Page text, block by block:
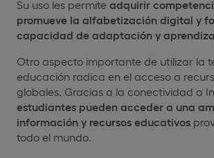
Su uso les permite adquirir
promueve la alfabetización digital y
capacidad de adaptación y
Otro aspecto importante de utilizar la
educación radica en el acceso a
globales. Gracias a la conectividad a
estudiantes pueden acceder a una
información y recursos educativos
todo el mundo.